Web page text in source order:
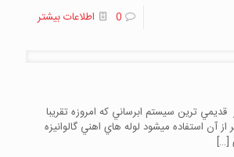
0 اطلاعات بیشتر
ترين سيستم ابرساني که امروزه تقريبا
آن استفاده ميشود لوله هاي اهني گالوانيزه
[…]